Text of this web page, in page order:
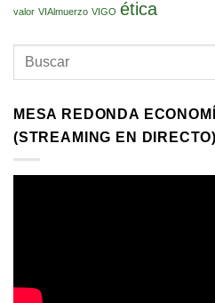
valor VIAlmuerzo VIGO ética
MESA REDONDA
(STREAMING EN DIRECTO)